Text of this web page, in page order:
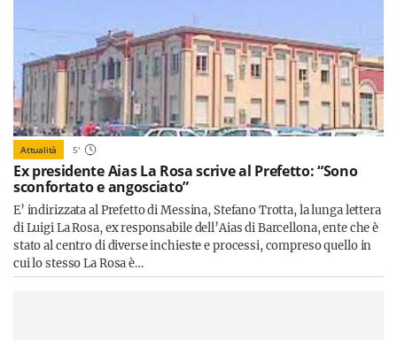
Attualità 5'
Ex presidente Aias La Rosa scrive al Prefetto: “Sono
sconfortato e angosciato”
E’ indirizzata al Prefetto di Messina, Stefano Trotta, la lunga lettera
di Luigi La Rosa, ex responsabile dell’Aias di Barcellona, ente che è
stato al centro di diverse inchieste e processi, compreso quello in
cui lo stesso La Rosa è…